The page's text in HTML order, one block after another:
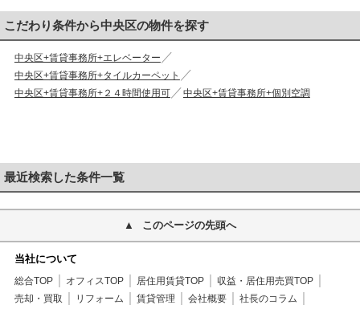
こだわり条件から中央区の物件を探す
中央区+賃貸事務所+エレベーター
中央区+賃貸事務所+タイルカーペット
中央区+賃貸事務所+２４時間使用可
中央区+賃貸事務所+個別空調
最近検索した条件一覧
このページの先頭へ
当社について
総合TOP オフィスTOP 居住用賃貸TOP
収益・居住用売買TOP
売却・買取
リフォーム 賃貸管理 会社概要
社長のコラム